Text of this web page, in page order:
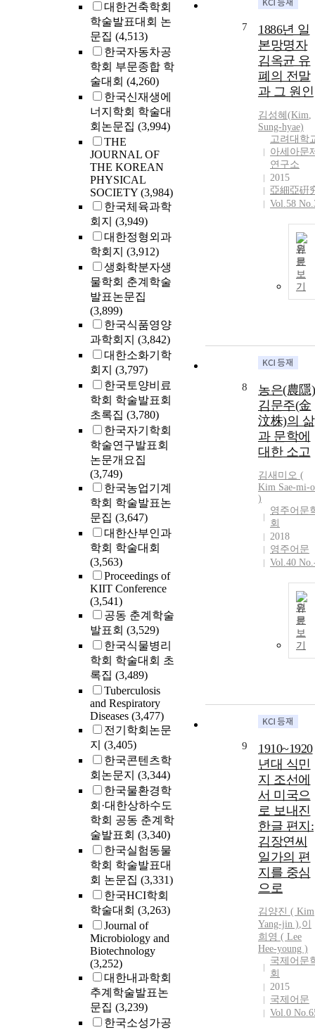
대한건축학회
학술발표대회 논
문집 (4,513)
한국자동차공
학회 부문종합 학
술대회 (4,260)
한국신재생에
너지학회 학술대
회논문집 (3,994)
THE
JOURNAL OF
THE KOREAN
PHYSICAL
SOCIETY (3,984)
한국체육과학
회지 (3,949)
대한정형외과
학회지 (3,912)
생화학분자생
물학회 춘계학술
발표논문집
(3,899)
한국식품영양
과학회지 (3,842)
대한소화기학
회지 (3,797)
한국토양비료
학회 학술발표회
초록집 (3,780)
한국자기학회
학술연구발표회
논문개요집
(3,749)
한국농업기계
학회 학술발표논
문집 (3,647)
대한산부인과
학회 학술대회
(3,563)
Proceedings of
KIIT Conference
(3,541)
공동 춘계학술
발표회 (3,529)
한국식물병리
학회 학술대회 초
록집 (3,489)
Tuberculosis
and Respiratory
Diseases (3,477)
전기학회논문
지 (3,405)
한국콘텐츠학
회논문지 (3,344)
한국물환경학
회·대한상하수도
학회 공동 춘계학
술발표회 (3,340)
한국실험동물
학회 학술발표대
회 논문집 (3,331)
한국HCI학회
학술대회 (3,263)
Journal of
Microbiology and
Biotechnology
(3,252)
대한내과학회
추계학술발표논
문집 (3,239)
한국소성가공
7
1886년 일
본망명자
김옥균 유
폐의 전말
과 그 원인
김성혜(Kim,
Sung-hyae)
고려대학
아세아문
연구소
2015
亞細亞硏
Vol.58
원
문
보
기
8
농은(農隱)
김문주(金
汶株)의 삶
과 문학에
대한 소고
김새미오 (
Kim Sae-mi-o
)
영주어문
회
2018
영주어문
Vol.40
원
문
보
기
9
1910~1920
년대 식민
지 조선에
서 미국으
로 보내진
한글 편지:
김장연씨
일가의 편
지를 중심
으로
김양진 ( Kim
Yang-jin ),이
희영 ( Lee
Hee-young )
국제어문
회
2015
국제어문
Vol.0